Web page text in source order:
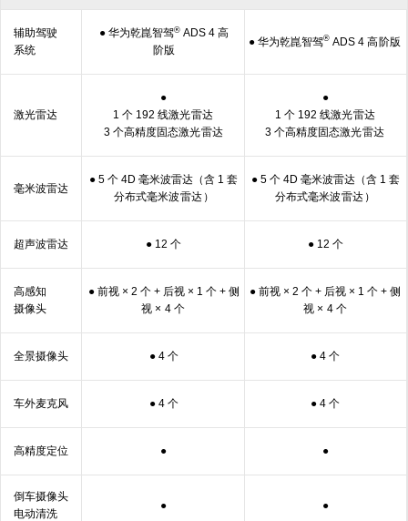
辅助驾驶
系统
● 华为乾崑智驾®ADS 4 高
阶版
● 华为乾崑智驾® ADS 4 高阶版
激光雷达
●
1 个 192 线激光雷达
3 个高精度固态激光雷达
●
1 个 192 线激光雷达
3 个高精度固态激光雷达
毫米波雷达
● 5 个 4D 毫米波雷达（含 1 套
分布式毫米波雷达 ）
● 5 个 4D 毫米波雷达（含 1 套
分布式毫米波雷达 ）
超声波雷达 ● 12 个 ● 12 个
高感知
摄像头
● 前视 × 2 个 + 后视 × 1 个 + 侧
视 × 4 个
● 前视 × 2 个 + 后视 × 1 个 + 侧
视 × 4 个
全景摄像头 ● 4 个 ● 4 个
车外麦克风 ● 4 个 ● 4 个
高精度定位 ● ●
倒车摄像头
电动清⁠洗
● ●